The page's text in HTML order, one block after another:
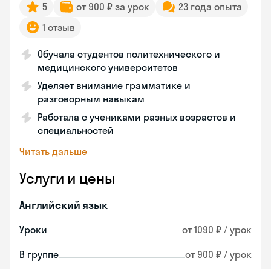
5 от 900 ₽ за урок
23 года опыта
1 отзыв
Обучала студентов политехнического и
медицинского университетов
Уделяет внимание грамматике и
разговорным навыкам
Работала с учениками разных возрастов и
специальностей
Читать дальше
Услуги и цены
Английский язык
Уроки от 1090 ₽ / урок
В группе от 900 ₽ / урок